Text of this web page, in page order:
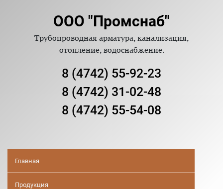
ООО "Промснаб"
Трубопроводная арматура, канализация,
отопление, водоснабжение.
8 (4742) 55-92-23
8 (4742) 31-02-48
8 (4742) 55-54-08
Главная
Продукция